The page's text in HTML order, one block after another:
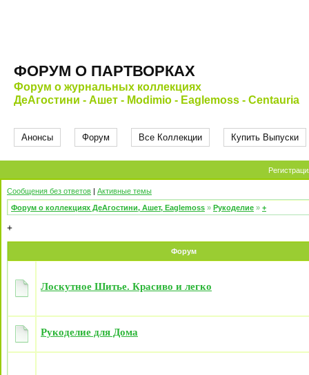
ФОРУМ О ПАРТВОРКАХ
Форум о журнальных коллекциях
ДеАгостини - Ашет - Modimio - Eaglemoss - Centauria
Анонсы Форум Все Коллекции Купить Выпуски
Сообщения без ответов | Активные темы
Форум о коллекциях ДеАгостини, Ашет, Eaglemoss » Рукоделие » +
+
Форум
Лоскутное Шитье. Красиво и легко
Рукоделие для Дома